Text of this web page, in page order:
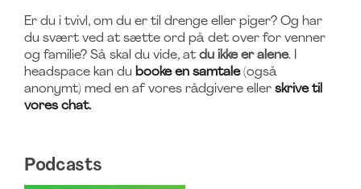
Er du i tvivl, om du er til drenge eller piger? Og har
du svært ved at sætte ord på det over for venner
og familie? Så skal du vide, at du ikke er alene. I
headspace kan du booke en samtale (også
anonymt) med en af vores rådgivere eller skrive til
vores chat.
Podcasts